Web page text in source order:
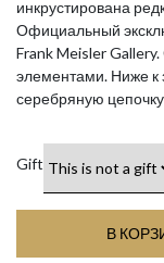
инкрустирована
Официальный
Frank Meisler
элементами. Ниже к
серебряную
Gift
В